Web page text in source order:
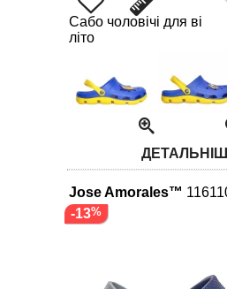
Сабо чоловічі для
літо
Jose Amorales™
-13